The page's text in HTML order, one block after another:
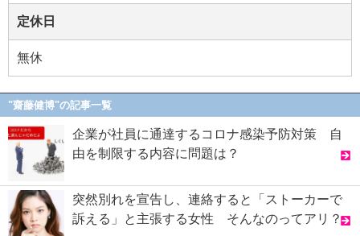
定休日
無休
"齋藤健博"の記事一覧
企業が社員に通達するコロナ感染予防対策 自
由を制限する内容に問題は？
突然別れを宣告し、連絡すると「ストーカーで
訴える」と主張する女性 そんなのってアリ？